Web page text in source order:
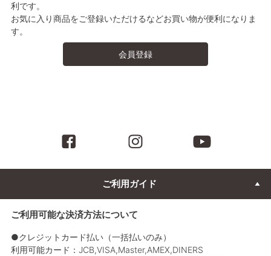
利です。
お気に入り商品をご登録いただけるなどお買い物が便利になりま
す。
会員登録
ご利用ガイド
ご利用可能な決済方法について
●クレジットカード払い（一括払いのみ）
利用可能カード：JCB,VISA,Master,AMEX,DINERS